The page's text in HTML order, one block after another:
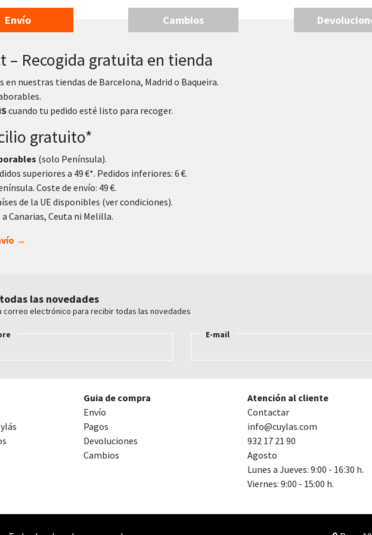
Envío Cambios
– Recogida gratuita en tienda
en nuestras tiendas de Barcelona, Madrid o Baqueira.
cuando tu pedido esté listo para recoger.
gratuito*
(solo Península).
superiores a 49 €*. Pedidos inferiores: 6 €.
Coste de envío: 49 €.
de la UE disponibles (ver condiciones).
Canarias, Ceuta ni Melilla.
→
las novedades
correo electrónico para recibir todas las novedades
E-mail
Guia de compra
Envío
Pagos
Devoluciones
Cambios
Atención al cliente
Contactar
info@cuylas.com
932 17 21 90
Agosto
Lunes a Jueves: 9:00 - 16:30 h.
Viernes: 9:00 - 15:00 h.